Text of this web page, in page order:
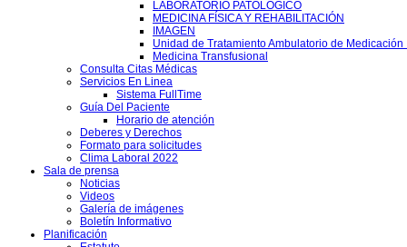
LABORATORIO PATOLÓGICO
MEDICINA FÍSICA Y REHABILITACIÓN
IMAGEN
Unidad de Tratamiento Ambulatorio de Medicación
Medicina Transfusional
Consulta Citas Médicas
Servicios En Linea
Sistema FullTime
Guía Del Paciente
Horario de atención
Deberes y Derechos
Formato para solicitudes
Clima Laboral 2022
Sala de prensa
Noticias
Videos
Galería de imágenes
Boletín Informativo
Planificación